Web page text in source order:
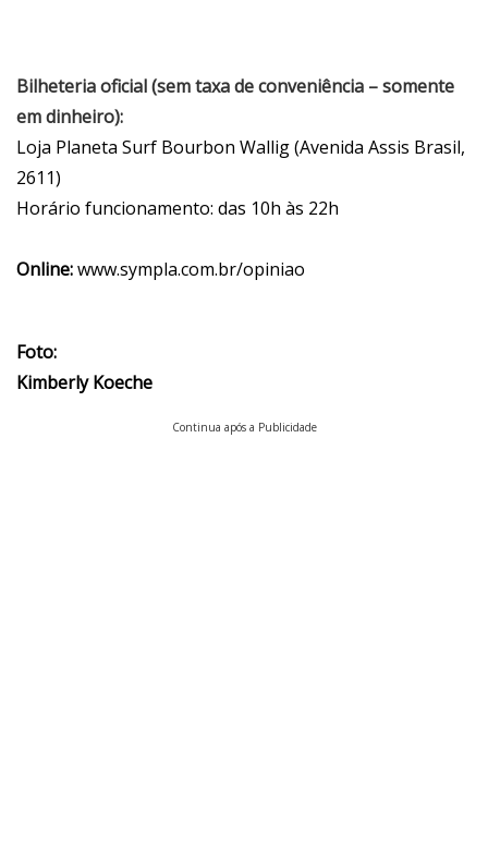
Bilheteria oficial (sem taxa de conveniência – somente
em dinheiro):
Loja Planeta Surf Bourbon Wallig (Avenida Assis Brasil,
2611)
Horário funcionamento: das 10h às 22h
Online:www.sympla.com.br/opiniao
Foto:
Kimberly Koeche
Continua após a Publicidade